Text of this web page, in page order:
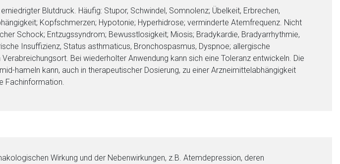
Blutdruck. Häufig: Stupor, Schwindel, Somnolenz; Übelkeit, Erbrechen,
Kopfschmerzen; Hypotonie; Hyperhidrose; verminderte Atemfrequenz. Nicht
Schock; Entzugssyndrom; Bewusstlosigkeit; Miosis; Bradykardie, Bradyarrhythmie,
Insuffizienz, Status asthmaticus, Bronchospasmus, Dyspnoe; allergische
Bei wiederholter Anwendung kann sich eine Toleranz entwickeln. Die
hameln kann, auch in therapeutischer Dosierung, zu einer Arzneimittelabhängigkeit
Fachinformation.
Wirkung und der Nebenwirkungen, z.B. Atemdepression, deren